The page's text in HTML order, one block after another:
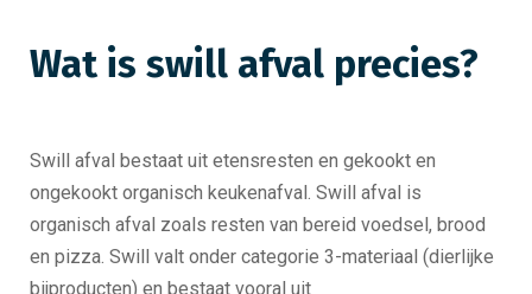
Wat is swill afval precies?
Swill afval bestaat uit etensresten en gekookt en
ongekookt organisch keukenafval. Swill afval is
organisch afval zoals resten van bereid voedsel, brood
en pizza. Swill valt onder categorie 3-materiaal (dierlijke
bijproducten) en bestaat vooral uit